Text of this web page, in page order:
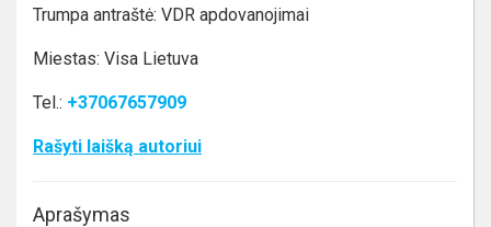
Trumpa antraštė: VDR apdovanojimai
Miestas: Visa Lietuva
Tel.: +37067657909
Rašyti laišką autoriui
Aprašymas